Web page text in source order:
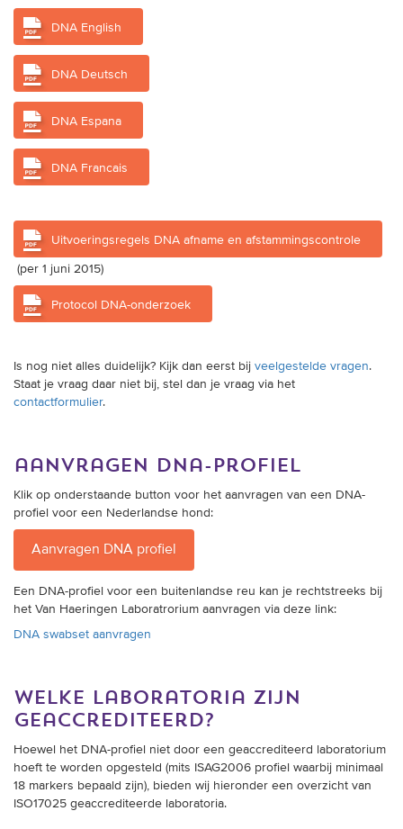
DNA English
DNA Deutsch
DNA Espana
DNA Francais
Uitvoeringsregels DNA afname en afstammingscontrole
(per 1 juni 2015)
Protocol DNA-onderzoek
Is nog niet alles duidelijk? Kijk dan eerst bij veelgestelde vragen.
Staat je vraag daar niet bij, stel dan je vraag via het
contactformulier.
aanvragen dna-profiel
Klik op onderstaande button voor het aanvragen van een DNA-
profiel voor een Nederlandse hond:
Aanvragen DNA profiel
Een DNA-profiel voor een buitenlandse reu kan je rechtstreeks bij
het Van Haeringen Laboratrorium aanvragen via deze link:
DNA swabset aanvragen
welke laboratoria zijn
geaccrediteerd?
Hoewel het DNA-profiel niet door een geaccrediteerd laboratorium
hoeft te worden opgesteld (mits ISAG2006 profiel waarbij minimaal
18 markers bepaald zijn), bieden wij hieronder een overzicht van
ISO17025 geaccrediteerde laboratoria.